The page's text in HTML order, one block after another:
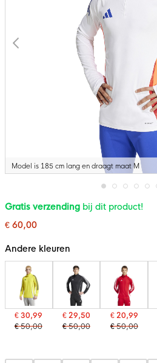
Model is 185 cm lang en draagt maat M
Ga
naar
begin
de
Gratis verzending bij dit product!
€ 60,00
Andere kleuren
€ 30,99
€ 50,00
€ 29,50
€ 50,00
€ 20,99
€ 50,00